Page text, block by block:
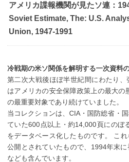
アメリカ諜報機関が見たソ連：
Soviet Estimate, The: U.S.
Union, 1947-1991
冷戦期の米ソ関係を解明する一次資料
第二次大戦後ほぼ半世紀間にわたり
はアメリカの安全保障政策上の最大の
の最重要対象であり続けていました。
当コレクションは、CIA・国防総省・
ていた600点以上・約14,000頁にのぼ
をデータベース化したものです。 こ
公開とされていたもので、1994年末
なども含んでいます。